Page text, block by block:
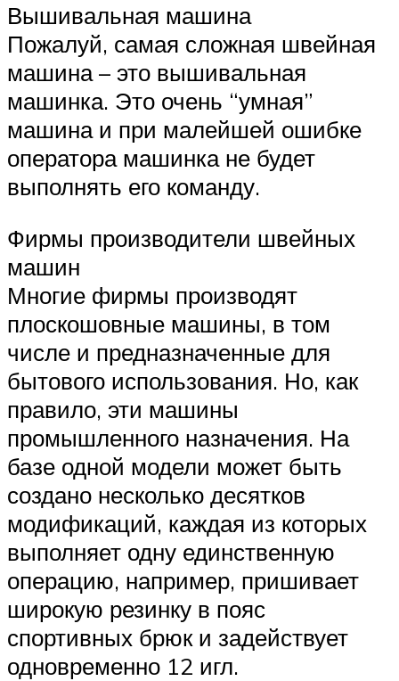
Вышивальная машина
Пожалуй, самая сложная швейная
машина – это вышивальная
машинка. Это очень “умная”
машина и при малейшей ошибке
оператора машинка не будет
выполнять его команду.
Фирмы производители швейных
машин
Многие фирмы производят
плоскошовные машины, в том
числе и предназначенные для
бытового использования. Но, как
правило, эти машины
промышленного назначения. На
базе одной модели может быть
создано несколько десятков
модификаций, каждая из которых
выполняет одну единственную
операцию, например, пришивает
широкую резинку в пояс
спортивных брюк и задействует
одновременно 12 игл.